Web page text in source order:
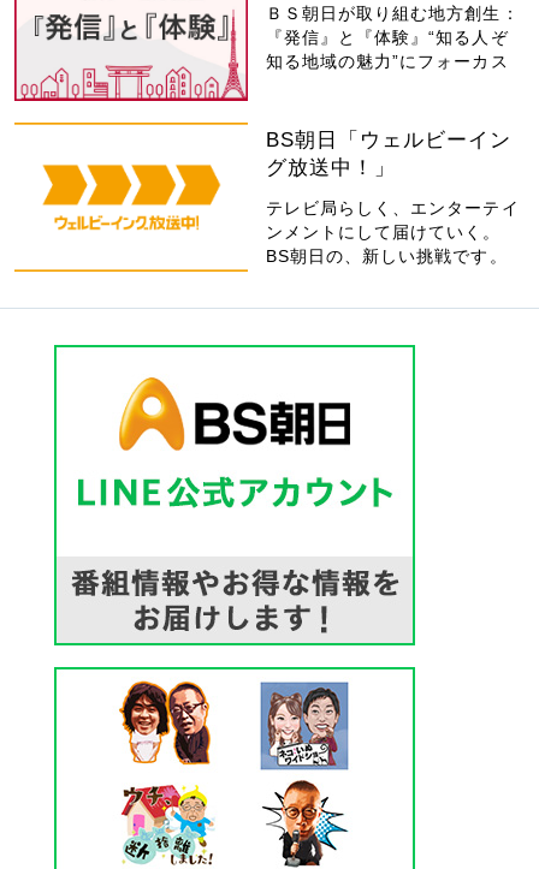
ＢＳ朝日が取り組む地方創生：
『発信』と『体験』“知る人ぞ
知る地域の魅力”にフォーカス
BS朝日「ウェルビーイン
グ放送中！」
テレビ局らしく、エンターテイ
ンメントにして届けていく。
BS朝日の、新しい挑戦です。